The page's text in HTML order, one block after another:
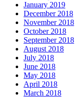
January 2019
December 2018
November 2018
October 2018
September 2018
August 2018
July 2018
June 2018
May 2018
April 2018
March 2018